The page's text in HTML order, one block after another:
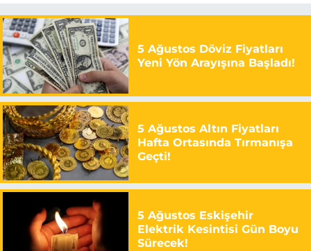
5 Ağustos Döviz Fiyatları
Yeni Yön Arayışına Başladı!
5 Ağustos Altın Fiyatları
Hafta Ortasında Tırmanışa
Geçti!
5 Ağustos Eskişehir
Elektrik Kesintisi Gün Boyu
Sürecek!